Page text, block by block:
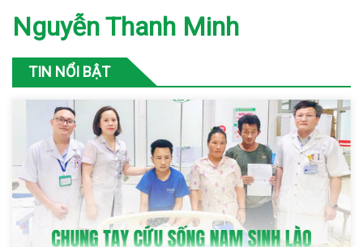
Nguyễn Thanh Minh
TIN NỔI BẬT